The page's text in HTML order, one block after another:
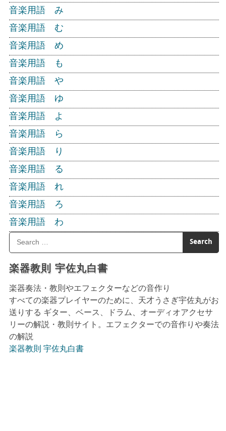
音楽用語 み
音楽用語 む
音楽用語 め
音楽用語 も
音楽用語 や
音楽用語 ゆ
音楽用語 よ
音楽用語 ら
音楽用語 り
音楽用語 る
音楽用語 れ
音楽用語 ろ
音楽用語 わ
楽器教則 宇佐丸白書
楽器奏法・教則やエフェクターなどの音作り
すべての楽器プレイヤーのために、天才うさぎ宇佐丸がお
送りする ギター、ベース、ドラム、オーディオアクセサ
リーの解説・教則サイト。エフェクターでの音作りや奏法
の解説
楽器教則 宇佐丸白書